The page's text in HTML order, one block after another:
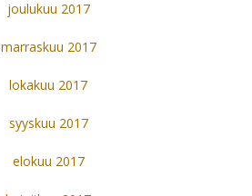
joulukuu 2017
marraskuu 2017
lokakuu 2017
syyskuu 2017
elokuu 2017